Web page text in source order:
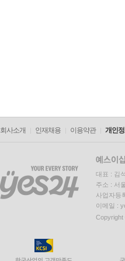
회사소개 인재채용 이용약관 개인
대표 : 김
주소 : 서
사업자등
이메일 :
Copyright